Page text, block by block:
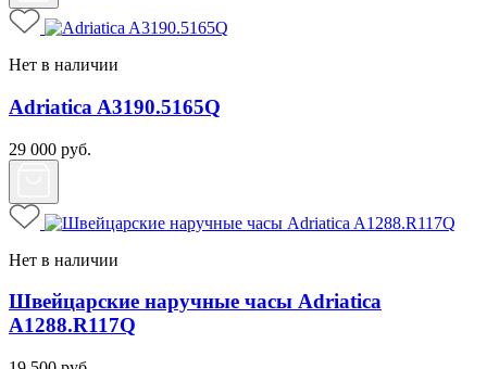
Нет в наличии
Adriatica A3190.5165Q
29 000 руб.
Нет в наличии
Швейцарские наручные часы Adriatica
A1288.R117Q